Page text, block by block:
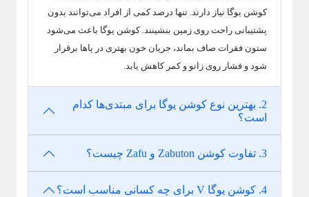
کوشن یوگا نیاز دارند. تنها درصد کمی از افراد می‌توانند بدون
پشتیبانی راحت روی زمین بنشینند. کوشن یوگا باعث می‌شود
ستون فقرات صاف بماند، جریان خون بهتری در پاها برقرار
شود و فشار روی زانو و کمر کاهش یابد.
2. بهترین نوع کوشن یوگا برای مبتدی‌ها کدام
است؟
3. تفاوت کوشن Zabuton و Zafu چیست؟
4. کوشن یوگا V برای چه کسانی مناسب است؟